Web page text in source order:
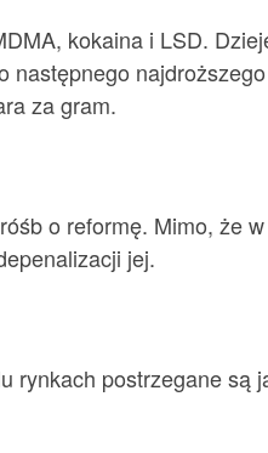
kokaina i LSD.
następnego
za gram.
o reformę. Mimo, że w
jej.
rynkach postrzegane są